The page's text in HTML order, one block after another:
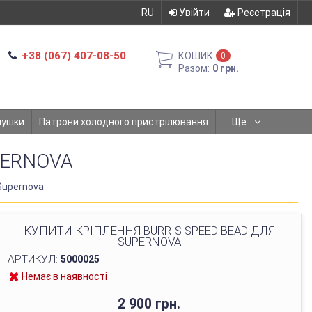
RU Увійти Реєстрація
+38 (067) 407-08-50 КОШИК 0
Разом: 0 грн.
Патрони холодного пристрілювання Ще
КУПИТИ КРІПЛЕННЯ BURRIS SPEED BEAD ДЛЯ
SUPERNOVA
АРТИКУЛ: 5000025
Немає в наявності
2 900 грн.